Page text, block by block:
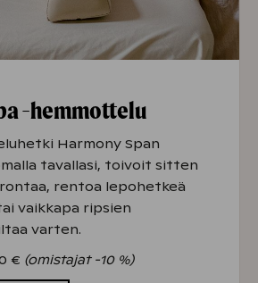
-hemmottelu
Harmony Span
tavallasi, toivoit sitten
rentoa lepohetkeä
vaikkapa ripsien
varten.
€ (omistajat -10 %)